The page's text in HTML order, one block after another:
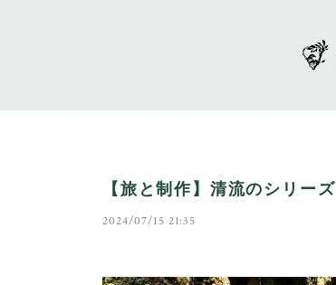
【旅と制作】清流のシリーズ
2024/07/15 21:35